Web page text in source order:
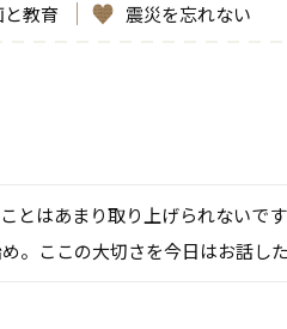
と教育 震災を忘れない
とはあまり取り上げられないで
。ここの大切さを今日はお話した